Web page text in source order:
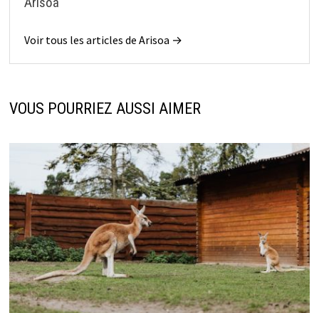
Voir tous les articles de Arisoa →
VOUS POURRIEZ AUSSI AIMER